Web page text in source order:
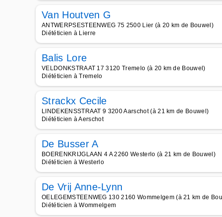
Van Houtven G
ANTWERPSESTEENWEG 75 2500 Lier (à 20 km de Bouwel)
Diététicien à Lierre
Balis Lore
VELDONKSTRAAT 17 3120 Tremelo (à 20 km de Bouwel)
Diététicien à Tremelo
Strackx Cecile
LINDEKENSSTRAAT 9 3200 Aarschot (à 21 km de Bouwel)
Diététicien à Aerschot
De Busser A
BOERENKRIJGLAAN 4 A 2260 Westerlo (à 21 km de Bouwel)
Diététicien à Westerlo
De Vrij Anne-Lynn
OELEGEMSTEENWEG 130 2160 Wommelgem (à 21 km de
Diététicien à Wommelgem